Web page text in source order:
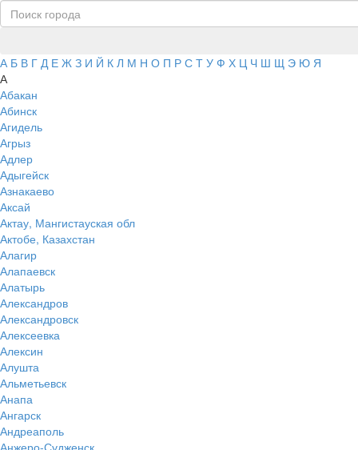
А Б В Г Д Е Ж З И Й К Л М Н О П Р С Т У Ф Х Ц Ч Ш Щ Э Ю Я
А
Абакан
Абинск
Агидель
Агрыз
Адлер
Адыгейск
Азнакаево
Аксай
Актау, Мангистауская обл
Актобе, Казахстан
Алагир
Алапаевск
Алатырь
Александров
Александровск
Алексеевка
Алексин
Алушта
Альметьевск
Анапа
Ангарск
Андреаполь
Анжеро-Судженск